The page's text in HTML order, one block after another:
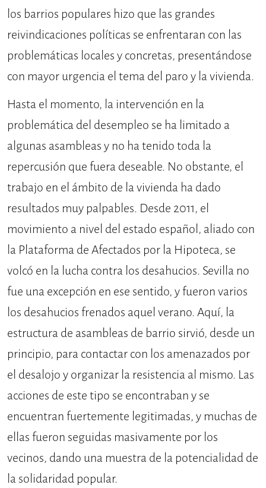
los barrios populares hizo que las grandes
reivindicaciones políticas se enfrentaran con las
problemáticas locales y concretas, presentándose
con mayor urgencia el tema del paro y la vivienda.
Hasta el momento, la intervención en la
problemática del desempleo se ha limitado a
algunas asambleas y no ha tenido toda la
repercusión que fuera deseable. No obstante, el
trabajo en el ámbito de la vivienda ha dado
resultados muy palpables. Desde 2011, el
movimiento a nivel del estado español, aliado con
la Plataforma de Afectados por la Hipoteca, se
volcó en la lucha contra los desahucios. Sevilla no
fue una excepción en ese sentido, y fueron varios
los desahucios frenados aquel verano. Aquí, la
estructura de asambleas de barrio sirvió, desde un
principio, para contactar con los amenazados por
el desalojo y organizar la resistencia al mismo. Las
acciones de este tipo se encontraban y se
encuentran fuertemente legitimadas, y muchas de
ellas fueron seguidas masivamente por los
vecinos, dando una muestra de la potencialidad de
la solidaridad popular.